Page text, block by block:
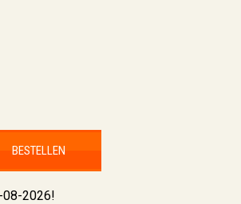
BESTELLEN
08-2026!